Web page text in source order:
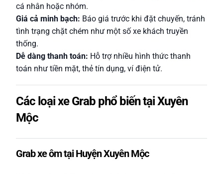
cá nhân hoặc nhóm.
Giá cả minh bạch: Báo giá trước khi đặt chuyến, tránh
tình trạng chặt chém như một số xe khách truyền
thống.
Dễ dàng thanh toán: Hỗ trợ nhiều hình thức thanh
toán như tiền mặt, thẻ tín dụng, ví điện tử.
Các loại xe Grab phổ biến tại Xuyên
Mộc
Grab xe ôm tại Huyện Xuyên Mộc